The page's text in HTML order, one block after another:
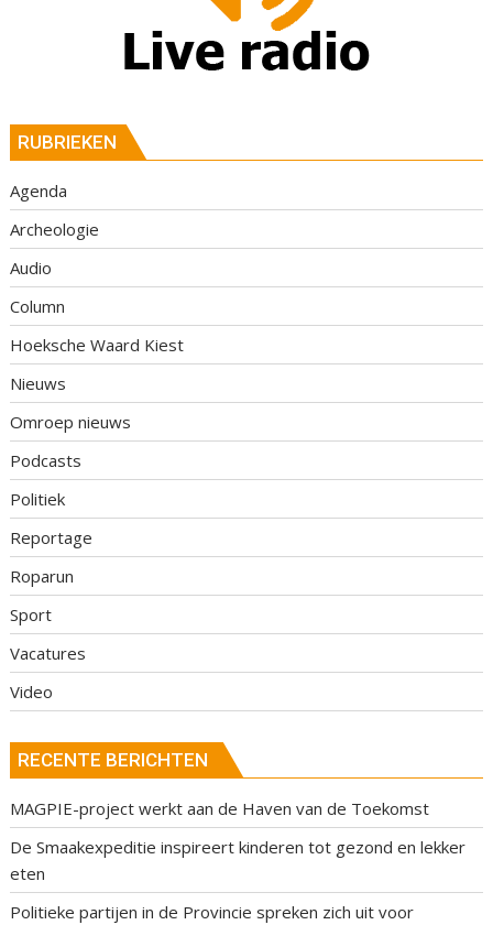
RUBRIEKEN
Agenda
Archeologie
Audio
Column
Hoeksche Waard Kiest
Nieuws
Omroep nieuws
Podcasts
Politiek
Reportage
Roparun
Sport
Vacatures
Video
RECENTE BERICHTEN
MAGPIE-project werkt aan de Haven van de Toekomst
De Smaakexpeditie inspireert kinderen tot gezond en lekker
eten
Politieke partijen in de Provincie spreken zich uit voor